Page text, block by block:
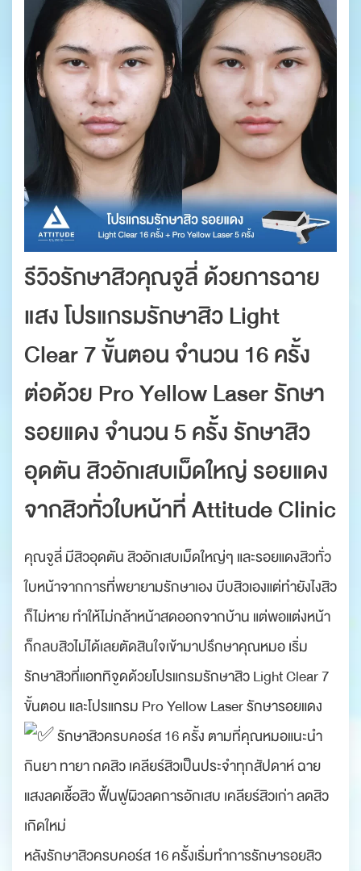
รีวิวรักษาสิวคุณจูลี่ ด้วยการฉาย
แสง โปรแกรมรักษาสิว Light
Clear 7 ขั้นตอน จำนวน 16 ครั้ง
ต่อด้วย Pro Yellow Laser รักษา
รอยแดง จำนวน 5 ครั้ง รักษาสิว
อุดตัน สิวอักเสบเม็ดใหญ่ รอยแดง
จากสิวทั่วใบหน้าที่ Attitude Clinic
คุณจูลี่ มีสิวอุดตัน สิวอักเสบเม็ดใหญ่ๆ และรอยแดงสิวทั่ว
ใบหน้าจากการที่พยายามรักษาเอง บีบสิวเองแต่ทำยังไงสิว
ก็ไม่หาย ทำให้ไม่กล้าหน้าสดออกจากบ้าน แต่พอแต่งหน้า
ก็กลบสิวไม่ได้เลยตัดสินใจเข้ามาปรึกษาคุณหมอ เริ่ม
รักษาสิวที่แอททิจูดด้วยโปรแกรมรักษาสิว Light Clear 7
ขั้นตอน และโปรแกรม Pro Yellow Laser รักษารอยแดง
รักษาสิวครบคอร์ส 16 ครั้ง ตามที่คุณหมอแนะนำ
กินยา ทายา กดสิว เคลียร์สิวเป็นประจำทุกสัปดาห์ ฉาย
แสงลดเชื้อสิว ฟื้นฟูผิวลดการอักเสบ เคลียร์สิวเก่า ลดสิว
เกิดใหม่
หลังรักษาสิวครบคอร์ส 16 ครั้งเริ่มทำการรักษารอยสิว